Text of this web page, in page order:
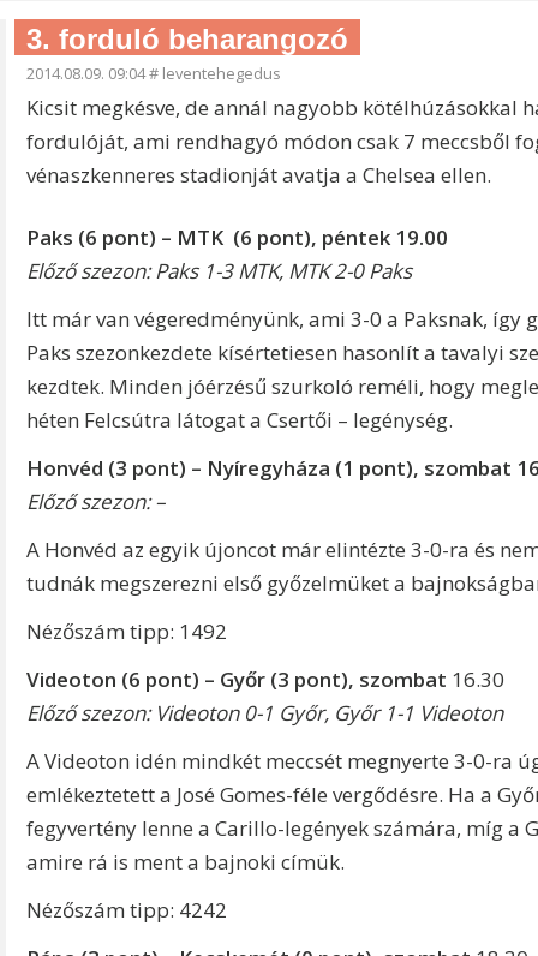
3. forduló beharangozó
2014.08.09. 09:04# leventehegedus
Kicsit megkésve, de annál nagyobb kötélhúzásokkal
fordulóját, ami rendhagyó módon csak 7 meccsből
vénaszkenneres stadionját avatja a Chelsea ellen.
Paks (6 pont) – MTK (6 pont), péntek 19.00
Előző szezon: Paks 1-3 MTK, MTK 2-0 Paks
Itt már van végeredményünk, ami 3-0 a Paksnak, így
Paks szezonkezdete kísértetiesen hasonlít a tavalyi
kezdtek. Minden jóérzésű szurkoló reméli, hogy
héten Felcsútra látogat a Csertői – legénység.
Honvéd (3 pont) – Nyíregyháza (1 pont), szombat
Előző szezon: –
A Honvéd az egyik újoncot már elintézte 3-0-ra és
tudnák megszerezni első győzelmüket a
Nézőszám tipp: 1492
Videoton (6 pont) – Győr (3 pont), szombat 16.30
Előző szezon: Videoton 0-1 Győr, Győr 1-1 Videoton
A Videoton idén mindkét meccsét megnyerte 3-0-ra
emlékeztetett a José Gomes-féle vergődésre. Ha a
fegyvertény lenne a Carillo-legények számára, míg
amire rá is ment a bajnoki címük.
Nézőszám tipp: 4242